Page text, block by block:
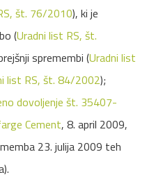
št. 76/2010), ki je
(Uradni list RS, št.
spremembi (Uradni list
list RS, št. 84/2002);
dovoljenje št. 35407-
Cement, 8. april 2009,
23. julija 2009 teh